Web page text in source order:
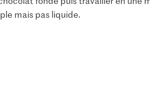
mais pas liquide.